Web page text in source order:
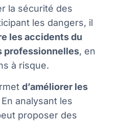
la sécurité des
les dangers, il
les accidents du
professionnelles, en
à risque.
d’améliorer les
En analysant les
proposer des